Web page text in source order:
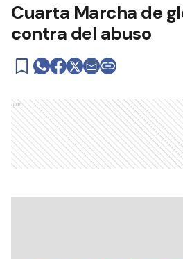
Cuarta Marcha de
contra del abuso
Ads